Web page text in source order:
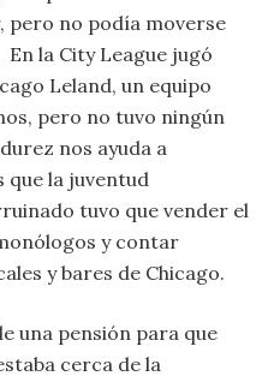
pero no podía moverse
la City League jugó
Leland, un equipo
pero no tuvo ningún
nos ayuda a
que la juventud
tuvo que vender el
y contar
y bares de Chicago.
una pensión para que
cerca de la